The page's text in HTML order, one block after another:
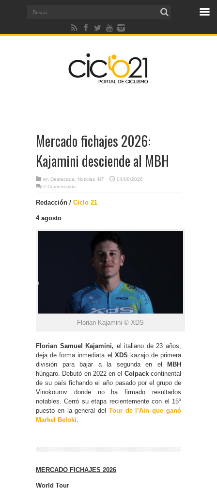
Mercado fichajes 2026:
Kajamini desciende al MBH
en Destacada Noticias INT
04/08/2026
2 Comentarios
Redacción / Ciclo 21
4 agosto
Florian Kajamini © XDS
Florian Samuel Kajamini, el italiano de 23 años,
deja de forma inmediata el XDS kazajo de primera
división para bajar a la segunda en el
MBH
húngaro. Debutó en 2022 en el Colpackcontinental
de su país fichando el año pasado por el grupo de
Vinokourov donde no ha firmado resultados
notables. Cerró su etapa recientemente con el 15º
puesto en la general del Tour de l’Ain que ganó
Markel Beloki.
MERCADO FICHAJES 2026
World Tour